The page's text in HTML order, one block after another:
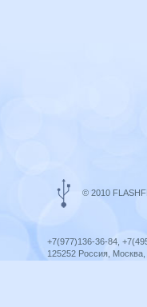
© 2010
+7(977)136-36-84,
125252 Россия,